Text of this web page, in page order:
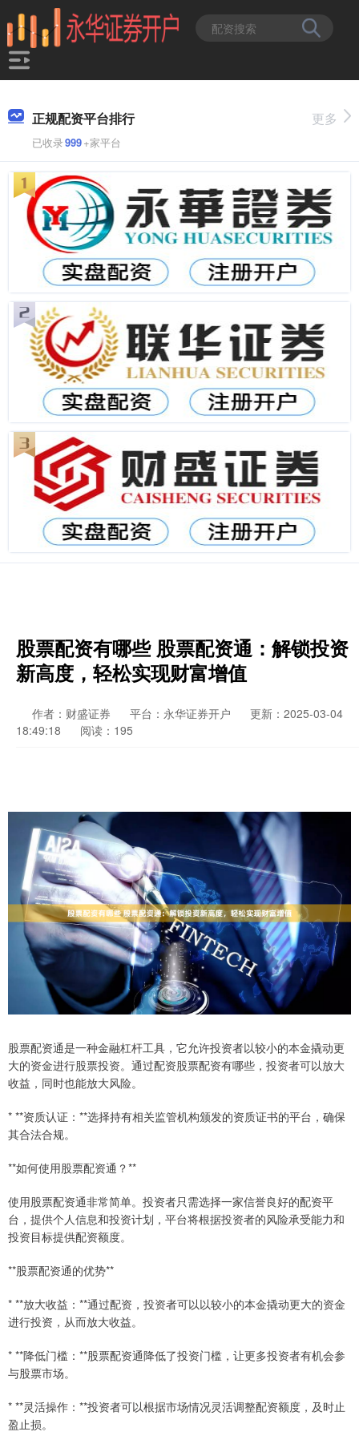
正规配资平台排行
已收录999+家平台
更多
股票配资有哪些 股票配资通：解锁投资
新高度，轻松实现财富增值
作者：财盛证券 平台：永华证券开户
更新：2025-03-04
18:49:18
阅读：195
股票配资通是一种金融杠杆工具，它允许投资者以较小的本金撬动更
大的资金进行股票投资。通过配资股票配资有哪些，投资者可以放大
收益，同时也能放大风险。
* **资质认证：**选择持有相关监管机构颁发的资质证书的平台，确保
其合法合规。
**如何使用股票配资通？**
使用股票配资通非常简单。投资者只需选择一家信誉良好的配资平
台，提供个人信息和投资计划，平台将根据投资者的风险承受能力和
投资目标提供配资额度。
**股票配资通的优势**
* **放大收益：**通过配资，投资者可以以较小的本金撬动更大的资金
进行投资，从而放大收益。
* **降低门槛：**股票配资通降低了投资门槛，让更多投资者有机会参
与股票市场。
* **灵活操作：**投资者可以根据市场情况灵活调整配资额度，及时止
盈止损。